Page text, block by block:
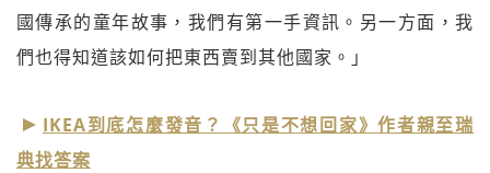
國傳承的童年故事，我們有第一手資訊。另一方面，我
們也得知道該如何把東西賣到其他國家。」
IKEA到底怎麼發音？《只是不想回家》作者親至瑞
典找答案